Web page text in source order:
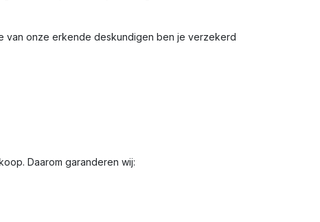
van onze erkende deskundigen ben je verzekerd
Daarom garanderen wij: